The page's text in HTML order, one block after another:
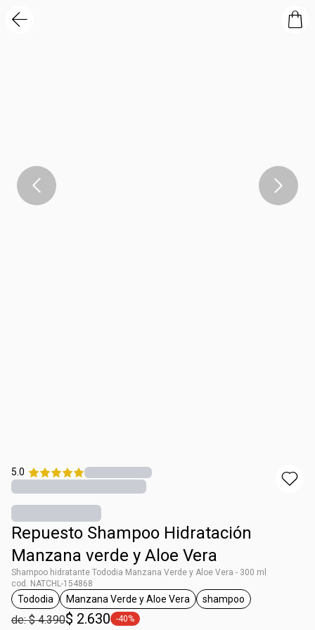
5.0
Repuesto Shampoo Hidratación
Manzana verde y Aloe Vera
Shampoo hidratante Tododia Manzana Verde y Aloe Vera - 300 ml
cod. NATCHL-154868
general.tag Tododia
Tododia
general.tag Manzana Verde y Aloe Vera
Manzana Verde y Aloe Vera
general.tag
shampoo
de: $ 4.390$ 2.630 general.tag -40%
-40%